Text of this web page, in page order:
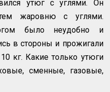
утюг с углями. Он
жаровню с углями.
было неудобно и
в стороны и прожигали
кг. Какие только утюги
сменные, газовые,